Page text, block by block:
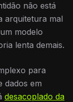
não está
arquitetura mal
modelo
lenta demais.
para
dados em
desacoplado da